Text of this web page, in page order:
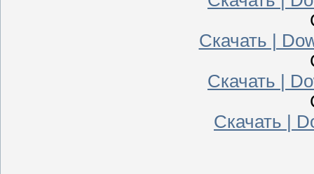
Скачать |
Скачать |
Скачать |